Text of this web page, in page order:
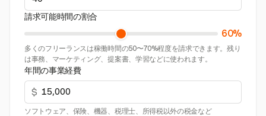
請求可能時間の割合
60%
多くのフリーランスは稼働時間の50〜70%程度を請求できます。残り
は事務、マーケティング、提案書、学習などに使われます。
年間の事業経費
$
ソフトウェア、保険、機器、税理士、所得税以外の税金など